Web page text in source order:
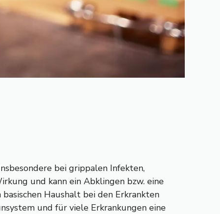
bei grippalen Infekten,
und kann ein Abklingen bzw. eine
Haushalt bei den Erkrankten
und für viele Erkrankungen eine